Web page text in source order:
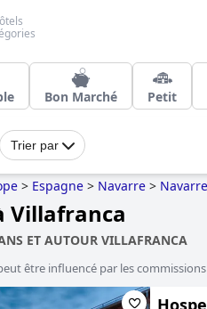
Bon Marché Petit
Trier par
> Espagne > Navarre > Navarre
Villafranca
ET AUTOUR VILLAFRANCA
être influencé par les